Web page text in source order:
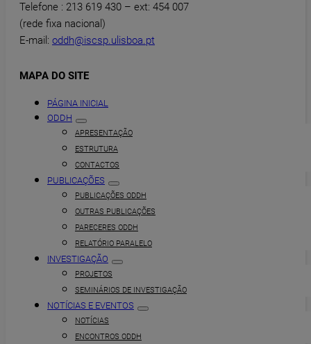
Telefone : 213 619 430 – ext: 454 007
(rede fixa nacional)
E-mail: oddh@iscsp.ulisboa.pt
MAPA DO SITE
PÁGINA INICIAL
ODDH
APRESENTAÇÃO
ESTRUTURA
CONTACTOS
PUBLICAÇÕES
PUBLICAÇÕES ODDH
OUTRAS PUBLICAÇÕES
PARECERES ODDH
RELATÓRIO PARALELO
INVESTIGAÇÃO
PROJETOS
SEMINÁRIOS DE INVESTIGAÇÃO
NOTÍCIAS E EVENTOS
NOTÍCIAS
ENCONTROS ODDH